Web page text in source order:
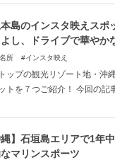
様々な島を飛び回って、素
。 今回の記事を参考にして
ていただけましたら幸いで
島のインスタ映えスポ
し、ドライブで華やか
所 インスタ映え
ップの観光リゾート地・沖
トを７つご紹介！ 今回の記
島のインスタ映えスポットを
も色々なエリアがあります
集していてアクセスも容易で
ポットをはしごでまたいで
縄】石垣島エリアで1年
マリンスポーツ